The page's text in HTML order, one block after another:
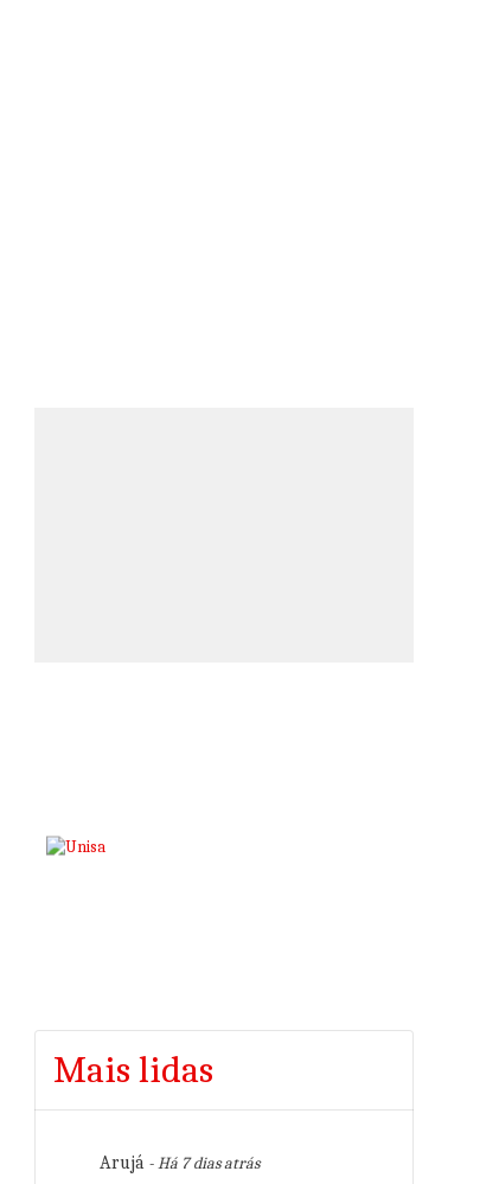
Mais lidas
Arujá - Há 7 dias atrás